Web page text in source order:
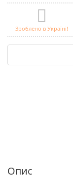
Зроблено в Україні!
Опис